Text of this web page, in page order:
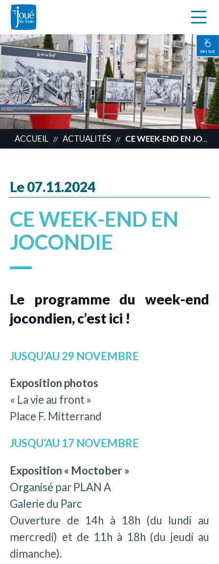
Aller
au
contenu
principal
EN 1 CLIC
ACCUEIL // ACTUALITÉS // CE WEEK-END EN JOCONDIE
Le 07.11.2024
CE WEEK-END EN
JOCONDIE
Le programme du week-end
jocondien, c’est ici !
JUSQU’AU 29 NOVEMBRE
Exposition photos
« La vie au front »
Place F. Mitterrand
JUSQU’AU 17 NOVEMBRE
Exposition « Moctober »
Organisé par PLAN A
Galerie du Parc
Ouverture de 14h à 18h (du lundi au
mercredi) et de 11h à 18h (du jeudi au
dimanche).